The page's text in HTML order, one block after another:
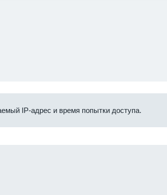
IP-адрес и время попытки доступа.